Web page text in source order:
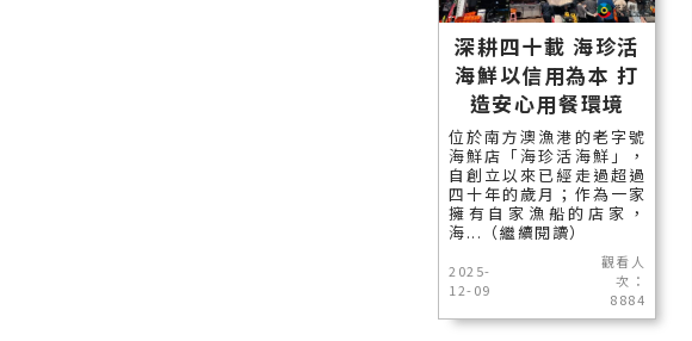
深耕四十載 海珍活
海鮮以信用為本 打
造安心用餐環境
位於南方澳漁港的老字號
海鮮店「海珍活海鮮」，
自創立以來已經走過超過
四十年的歲月；作為一家
擁有自家漁船的店家，
海...（繼續閱讀）
2025-
12-09
觀看人
次：
8884